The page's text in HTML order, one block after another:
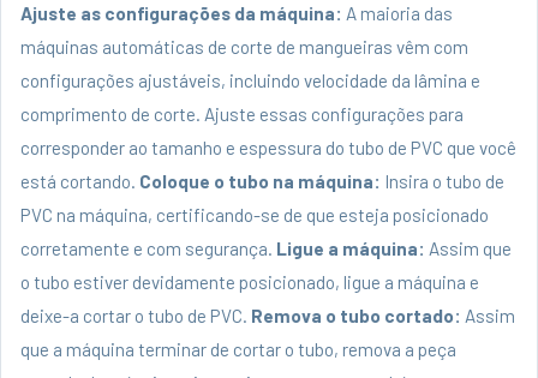
Ajuste as configurações da máquina: A maioria das
máquinas automáticas de corte de mangueiras vêm com
configurações ajustáveis, incluindo velocidade da lâmina e
comprimento de corte. Ajuste essas configurações para
corresponder ao tamanho e espessura do tubo de PVC que você
está cortando. Coloque o tubo na máquina: Insira o tubo de
PVC na máquina, certificando-se de que esteja posicionado
corretamente e com segurança. Ligue a máquina: Assim que
o tubo estiver devidamente posicionado, ligue a máquina e
deixe-a cortar o tubo de PVC. Remova o tubo cortado: Assim
que a máquina terminar de cortar o tubo, remova a peça